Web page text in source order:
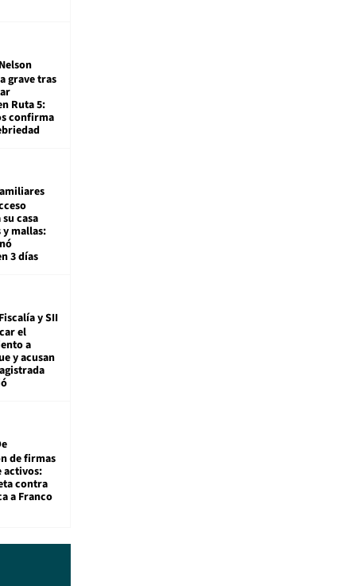
Nelson
grave tras
Ruta 5:
confirma
casa
mallas:
3 días
Fiscalía y SII
el
a
y acusan
de firmas
activos:
contra
a Franco